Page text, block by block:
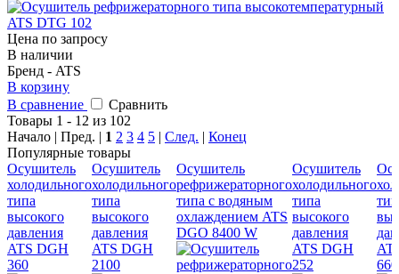
Цена по запросу
В наличии
Бренд - ATS
В корзину
В сравнение
Сравнить
Товары 1 - 12 из 102
Начало | Пред. | 1 2 3 4 5 | След. | Конец
Популярные товары
Осушитель
холодильного
типа
высокого
давления
ATS DGH
360
Осушитель
холодильного
типа
высокого
давления
ATS DGH
2100
Осушитель
рефрижераторного
типа с водяным
охлаждением ATS
DGO 8400 W
Осушитель
холодильного
типа
высокого
давления
ATS DGH
252
660